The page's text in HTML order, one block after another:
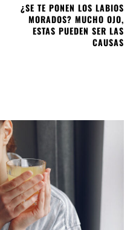
¿SE TE PONEN LOS LABIOS
MORADOS? MUCHO OJO,
ESTAS PUEDEN SER LAS
CAUSAS